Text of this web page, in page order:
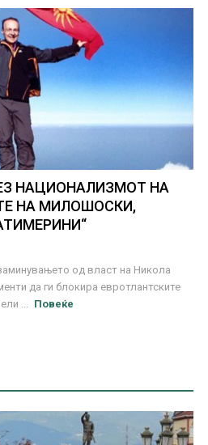
НАЦИОНАЛИЗМОТ НА
НА МИЛОШОСКИ,
од власт на Никола
да ги блокира евротлантските
...
Повеќе